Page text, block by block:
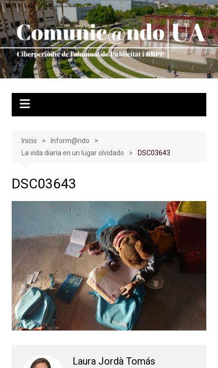
Saltar
al
contenido
Inicio
Inform@ndo
La vida diaria en un lugar olvidado
DSC03643
DSC03643
Laura Jordà Tomás